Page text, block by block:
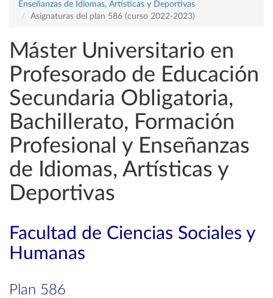
Enseñanzas de Idiomas, Artísticas y Deportivas
Asignaturas del plan 586 (curso 2022-2023)
Máster Universitario en
Profesorado de Educación
Secundaria Obligatoria,
Bachillerato, Formación
Profesional y Enseñanzas
de Idiomas, Artísticas y
Deportivas
Facultad de Ciencias Sociales y
Humanas
Plan 586